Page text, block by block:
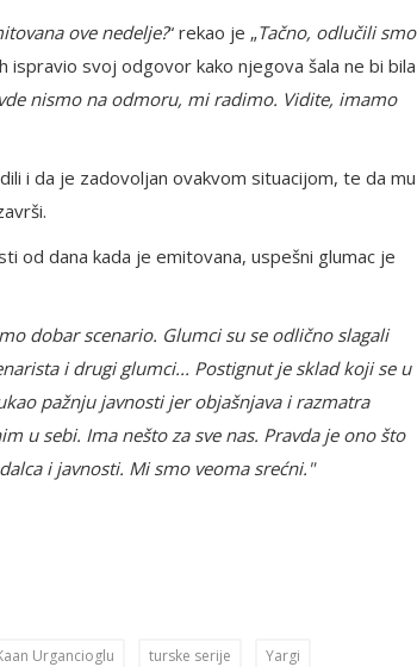
ove nedelje?“ rekao je „Tačno, odlučili smo
ispravio svoj odgovor kako njegova šala ne bi bila
nismo na odmoru, mi radimo. Vidite, imamo
i da je zadovoljan ovakvom situacijom, te da mu
od dana kada je emitovana, uspešni glumac je
dobar scenario. Glumci su se odlično slagali
i drugi glumci... Postignut je sklad koji se u
pažnju javnosti jer objašnjava i razmatra
u sebi. Ima nešto za sve nas. Pravda je ono što
i javnosti. Mi smo veoma srećni."
Urgancioglu turske serije Yargi